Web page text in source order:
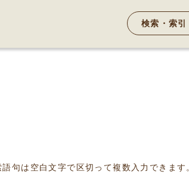
検索・索引
句は空白文字で区切って複数入力できま